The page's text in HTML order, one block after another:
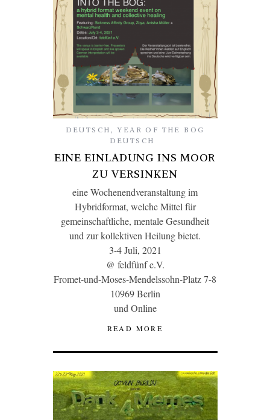
DEUTSCH ,YEAR OF THE BOG
DEUTSCH
EINE EINLADUNG INS MOOR
ZU VERSINKEN
eine Wochenendveranstaltung im
Hybridformat, welche Mittel für
gemeinschaftliche, mentale Gesundheit
und zur kollektiven Heilung bietet.
3-4 Juli, 2021
@ feldfünf e.V.
Fromet-und-Moses-Mendelssohn-Platz 7-8
10969 Berlin
und Online
READ MORE